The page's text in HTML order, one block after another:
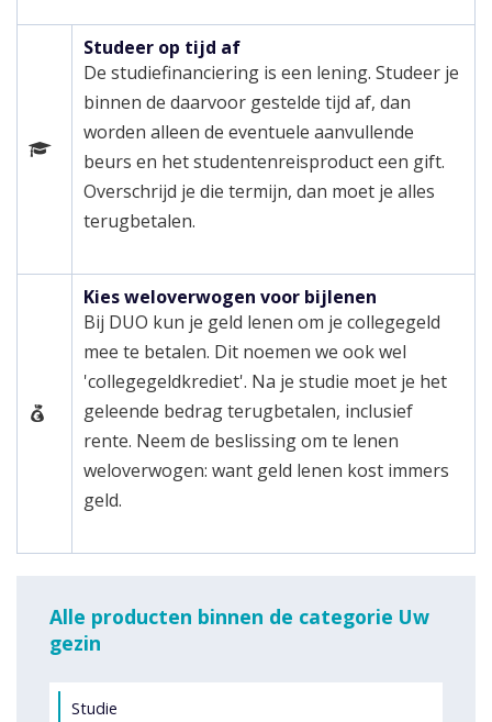
Studeer op tijd af
De studiefinanciering is een lening. Studeer je
binnen de daarvoor gestelde tijd af, dan
worden alleen de eventuele aanvullende
beurs en het studentenreisproduct een gift.
Overschrijd je die termijn, dan moet je alles
terugbetalen.
Kies weloverwogen voor bijlenen
Bij DUO kun je geld lenen om je collegegeld
mee te betalen. Dit noemen we ook wel
'collegegeldkrediet'. Na je studie moet je het
geleende bedrag terugbetalen, inclusief
rente. Neem de beslissing om te lenen
weloverwogen: want geld lenen kost immers
geld.
Alle producten binnen de categorie Uw
gezin
Studie